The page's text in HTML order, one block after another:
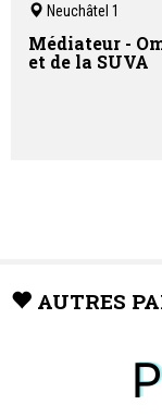
Neuchâtel 1
Médiateur -
et de la SUVA
AUTRES